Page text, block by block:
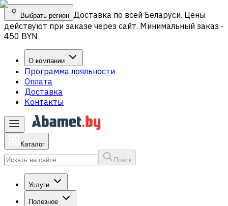
Выбрать регион Доставка по всей Беларуси. Цены
действуют при заказе через сайт. Минимальный заказ -
450 BYN
О компании
Программа лояльности
Оплата
Доставка
Контакты
Каталог
Поиск
Услуги
Полезное